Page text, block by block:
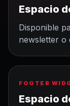
Espacio
Disponible
newsletter o
FOOTER
Espacio